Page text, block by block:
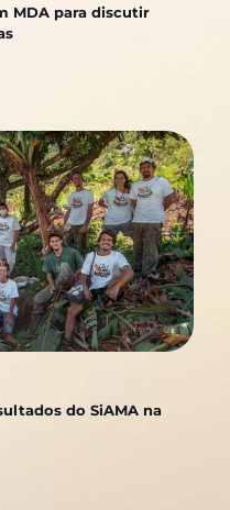
MDA para discutir
do SiAMA na